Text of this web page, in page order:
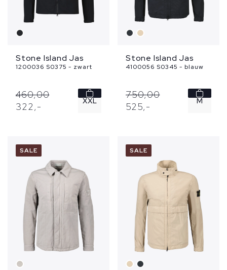
Stone Island Jas
1200036 S0375 - zwart
460,00
322,- XXL
Stone Island Jas
4100056 S0345 - blauw
750,00
525,- M
SALE SALE